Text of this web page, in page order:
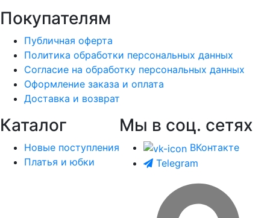
Покупателям
Публичная оферта
Политика обработки персональных данных
Согласие на обработку персональных данных
Оформление заказа и оплата
Доставка и возврат
Каталог
Новые поступления
Платья и юбки
Мы в соц. сетях
ВКонтакте
Telegram